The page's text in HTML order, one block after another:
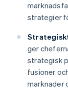
strategier
ger
strategisk
fusioner
marknader